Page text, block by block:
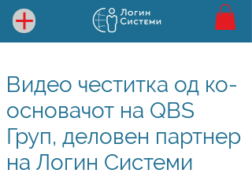
Видео честитка од ко-
основачот на QBS
Груп, деловен партнер
на Логин Системи